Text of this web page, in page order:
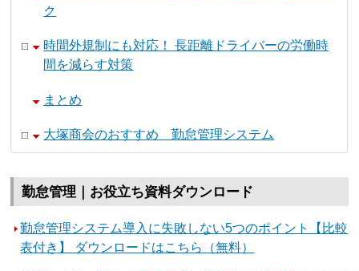
ク
時間外規制にも対応！ 長距離ドライバーの労働時
間を減らす対策
まとめ
大塚商会のおすすめ 勤怠管理システム
勤怠管理｜お役立ち資料ダウンロード
勤怠管理システム導入に失敗しない5つのポイント【比較
表付き】 ダウンロードはこちら（無料）